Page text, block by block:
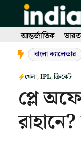
contentআন্তর্জাতিক ভারত
বাংলা ক্যালেন্ডার
খেলা,IPL,ক্রিকেট
প্লে